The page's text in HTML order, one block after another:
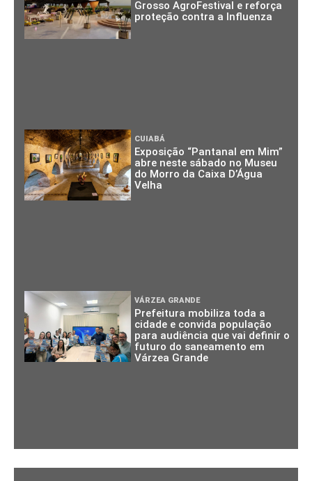
Grosso AgroFestival e reforça
proteção contra a Influenza
CUIABÁ
Exposição “Pantanal em Mim”
abre neste sábado no Museu
do Morro da Caixa D’Água
Velha
VÁRZEA GRANDE
Prefeitura mobiliza toda a
cidade e convida população
para audiência que vai definir o
futuro do saneamento em
Várzea Grande